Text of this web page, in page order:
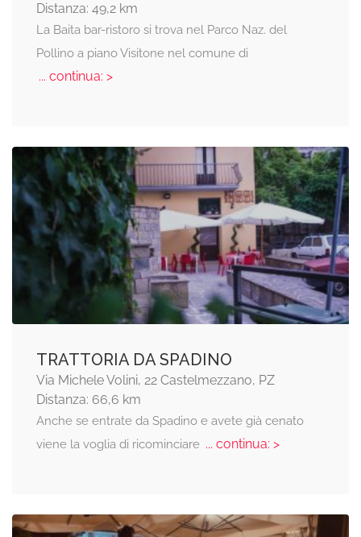
Distanza: 49,2 km
La Baita bar-ristoro si trova nel Parco Naz. del
Pollino a piano Visitone nel comune di
... continua: >
TRATTORIA DA SPADINO
Via Michele Volini, 22 Castelmezzano, PZ
Distanza: 66,6 km
Anche se entrate da Spadino e avete già cenato
viene la voglia di ricominciare... continua: >